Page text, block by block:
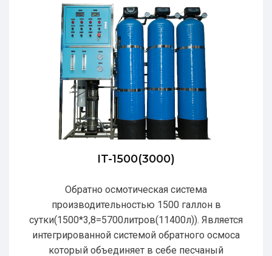
IT-1500(3000)
Обратно осмотическая система
производительностью 1500 галлон в
сутки(1500*3,8=5700литров(11400л)). Является
интегрированной системой обратного осмоса
который объединяет в себе песчаный